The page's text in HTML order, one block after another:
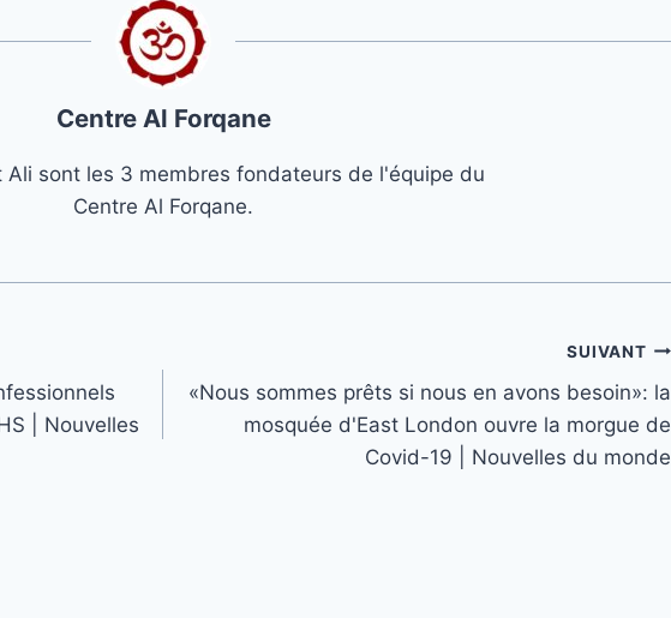
Centre Al Forqane
Ali sont les 3 membres fondateurs de l'équipe du
Centre Al Forqane.
| Nouvelles
SUIVANT
«Nous sommes prêts si nous en avons besoin»: la
mosquée d'East London ouvre la morgue de
Covid-19 | Nouvelles du monde